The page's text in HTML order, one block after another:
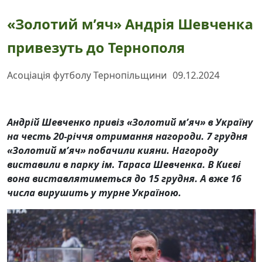
«Золотий м’яч» Андрія Шевченка
привезуть до Тернополя
Асоціація футболу Тернопільщини 09.12.2024
Андрій Шевченко привіз «Золотий м’яч» в Україну
на честь 20-річчя отримання нагороди. 7 грудня
«Золотий м’яч» побачили кияни. Нагороду
виставили в парку ім. Тараса Шевченка. В Києві
вона виставлятиметься до 15 грудня. А вже 16
числа вирушить у турне Україною.